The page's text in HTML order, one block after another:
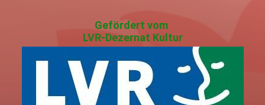
Gefördert vom
LVR-Dezernat Kultur